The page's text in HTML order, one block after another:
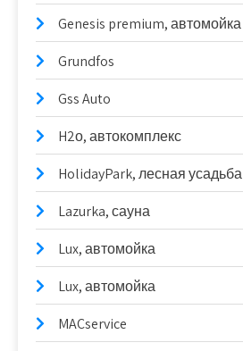
Genesis premium, автомойка
Grundfos
Gss Auto
H2о, автокомплекс
HolidayPark, лесная усадьба
Lazurka, сауна
Lux, автомойка
Lux, автомойка
MACservice